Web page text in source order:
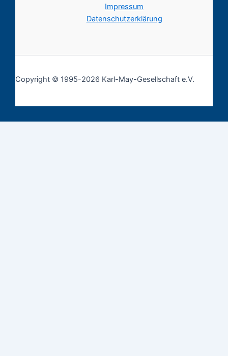
Impressum
Datenschutzerklärung
Copyright © 1995-2026 Karl-May-Gesellschaft e.V.